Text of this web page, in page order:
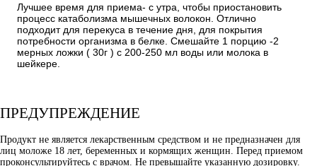
Лучшее время для приема- с утра, чтобы приостановить
процесс катаболизма мышечных волокон. Отлично
подходит для перекуса в течение дня, для покрытия
потребности организма в белке. Смешайте 1 порцию -2
мерных ложки ( 30г ) с 200-250 мл воды или молока в
шейкере.
ПРЕДУПРЕЖДЕНИЕ
Продукт не является лекарственным средством и не предназначен для
лиц моложе 18 лет, беременных и кормящих женщин. Перед приемом
проконсультируйтесь с врачом. Не превышайте указанную дозировку.